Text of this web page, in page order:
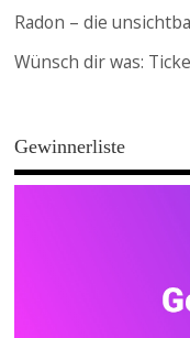
Radon – die
Wünsch dir was:
Gewinnerliste